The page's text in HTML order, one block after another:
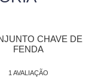
1 AVALIAÇÃO